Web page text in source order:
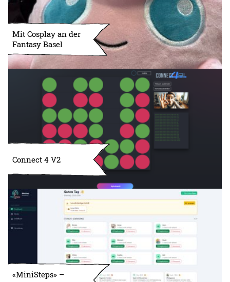
Mit Cosplay an der
Fantasy Basel
Connect 4 V2
«MiniSteps» –